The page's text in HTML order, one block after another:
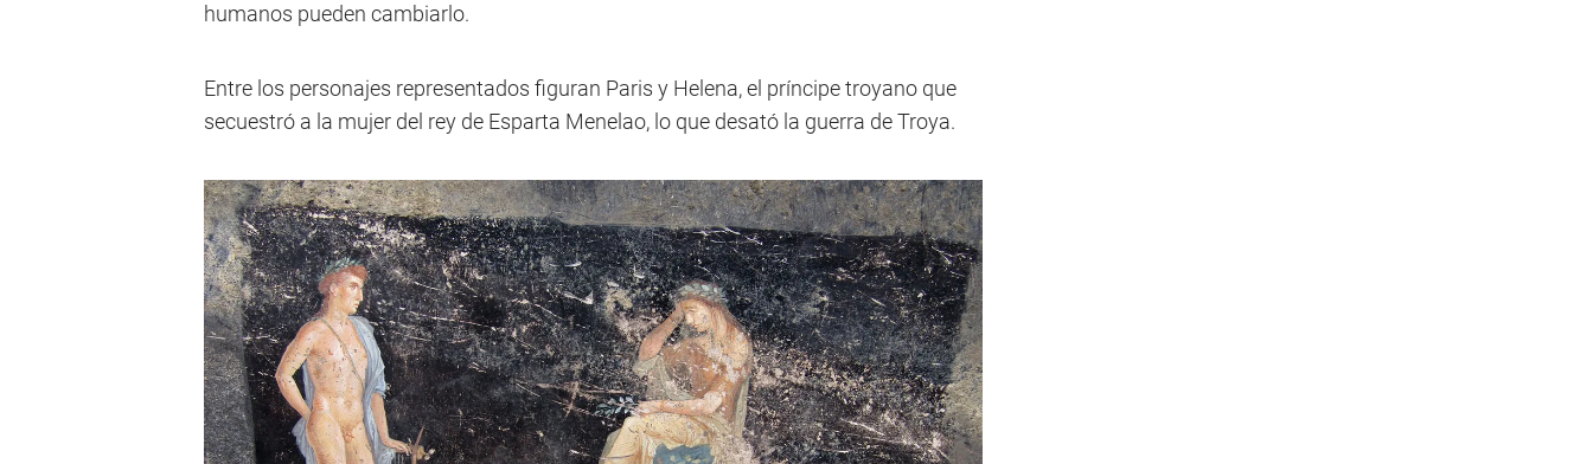
humanos pueden cambiarlo.
Entre los personajes representados figuran Paris y Helena, el príncipe troyano que
secuestró a la mujer del rey de Esparta Menelao, lo que desató la guerra de Troya.